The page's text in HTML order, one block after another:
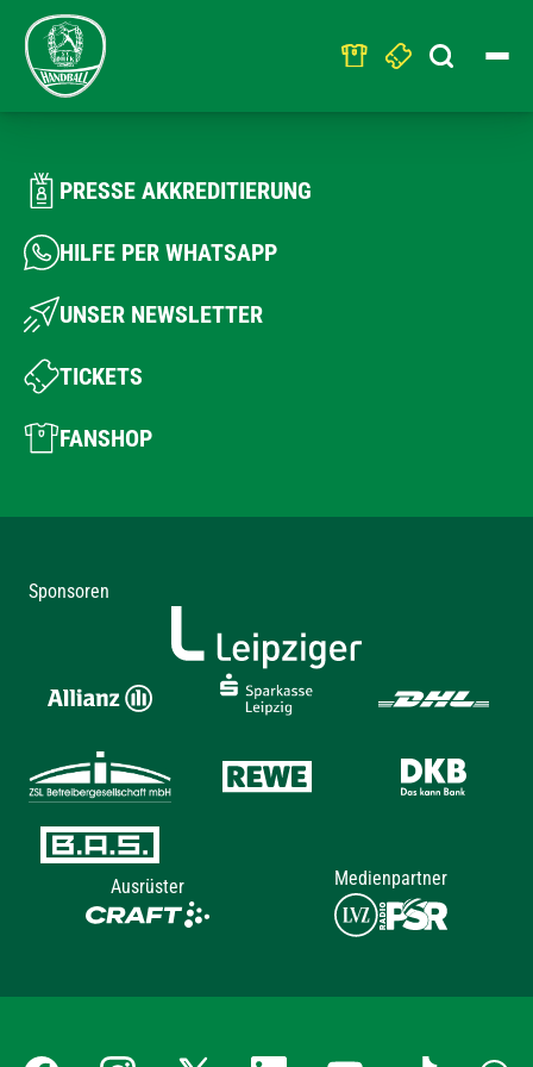
Search
for:
PRESSE AKKREDITIERUNG
HILFE PER WHATSAPP
UNSER NEWSLETTER
TICKETS
FANSHOP
Sponsoren
Ausrüster Medienpartner